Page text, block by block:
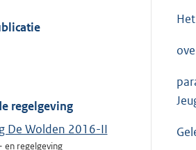
regelgeving
De Wolden 2016-II
en regelgeving